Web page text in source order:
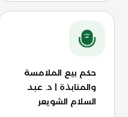
حكم بيع الملامسة
والمنابذة | د. عبد
السلام الشويعر